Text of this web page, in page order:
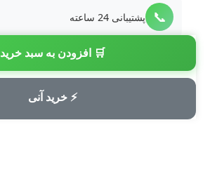
🛒 افزودن به سبد خرید
⚡ خرید آنی
📞 پشتیبانی 24 ساعته
💳 پرداخت امن